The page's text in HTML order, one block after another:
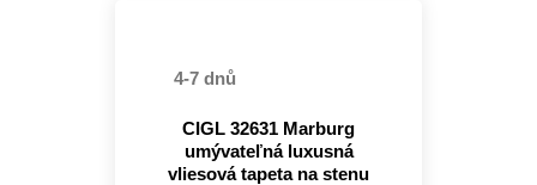
4-7 dnů
CIGL 32631 Marburg
umývateľná luxusná
vliesová tapeta na stenu